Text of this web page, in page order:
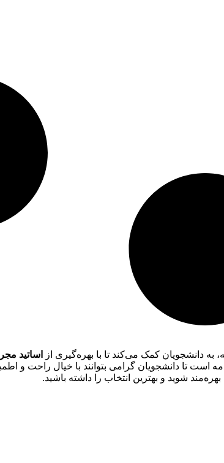
اساتید
تا دانشجویان گرامی بتوانند با خیال راحت و
شوید و بهترین انتخاب را داشته باشید.